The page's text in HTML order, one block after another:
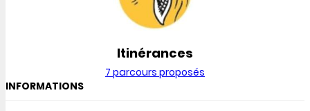
Itinérances
7 parcours proposés
INFORMATIONS